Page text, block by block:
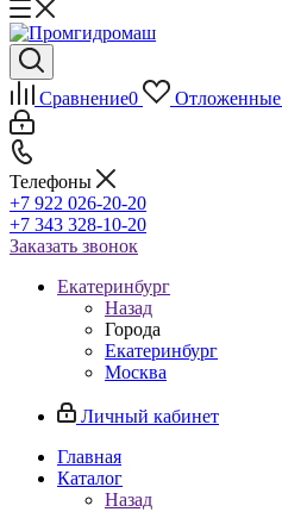
Сравнение0 Отложенные
Телефоны
+7 922 026-20-20
+7 343 328-10-20
Заказать звонок
Екатеринбург
Назад
Города
Екатеринбург
Москва
Личный кабинет
Главная
Каталог
Назад